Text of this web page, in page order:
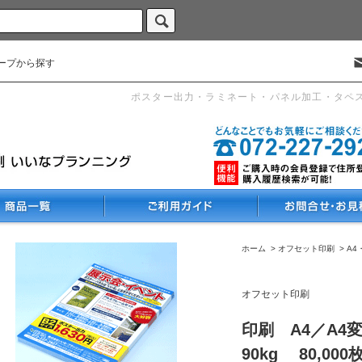
プから探す
ポスター出力・ラミネート・パネル加工・タペ
ホーム > オフセット印刷 > A4
オフセット印刷
印刷 A4／A4変
90kg 80,000